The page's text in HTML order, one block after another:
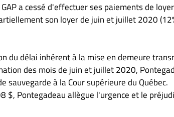
a cessé d'effectuer ses paiements de
son loyer de juin et juillet 2020
du délai inhérent à la mise en demeure
des mois de juin et juillet 2020,
sauvegarde à la Cour supérieure du Québec.
Pontegadeau allègue l'urgence et le